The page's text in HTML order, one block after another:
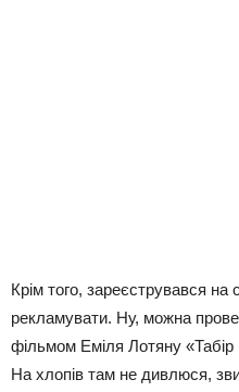
Крім того, зареєструвався на
рекламувати. Ну, можна
фільмом Еміля Лотяну «Табір
На хлопів там не дивлюся,